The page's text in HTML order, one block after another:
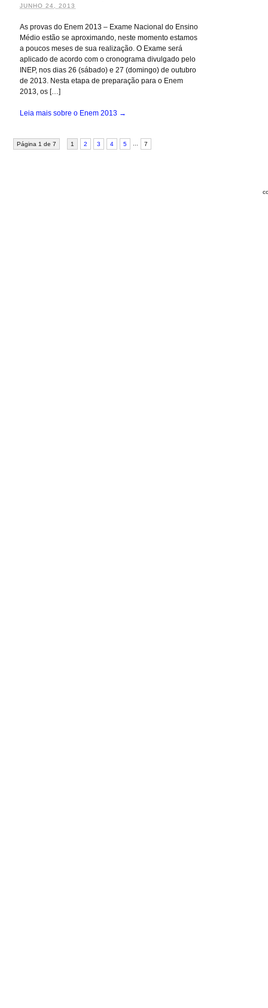
JUNHO 24, 2013
As provas do Enem 2013 – Exame Nacional do Ensino
Médio estão se aproximando, neste momento estamos
a poucos meses de sua realização. O Exame será
aplicado de acordo com o cronograma divulgado pelo
INEP, nos dias 26 (sábado) e 27 (domingo) de outubro
de 2013. Nesta etapa de preparação para o Enem
2013, os […]
Leia mais sobre o Enem 2013 →
Página 1 de 7 1 2 3 4 5 7